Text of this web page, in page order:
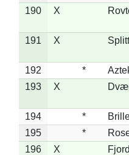
190
X
191 X
192 *
193
X
194 *
195
*
196
X